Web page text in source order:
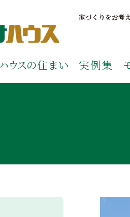
家づくりをお考
ウスの住まい 実例集